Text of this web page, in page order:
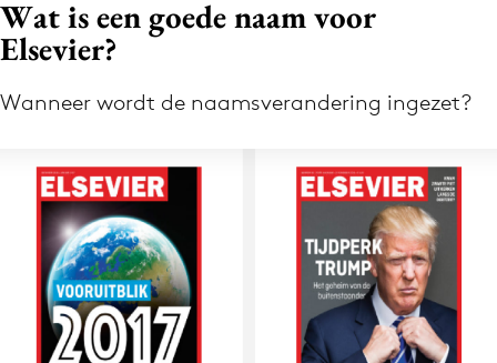
Volg het laatste nieuws via de Adformatie
Menu
Wat is een goede naam voor
Elsevier?
Wanneer wordt de naamsverandering ingezet?